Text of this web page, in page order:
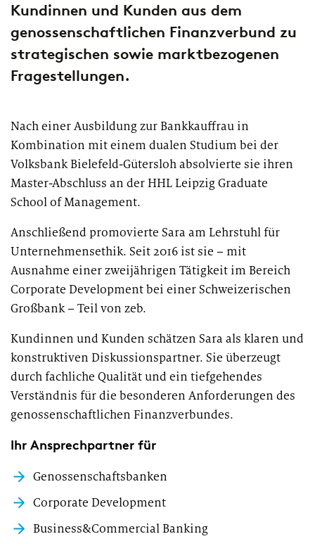
Kundinnen und Kunden aus dem
genossenschaftlichen Finanzverbund zu
strategischen sowie marktbezogenen
Fragestellungen.
Nach einer Ausbildung zur Bankkauffrau in
Kombination mit einem dualen Studium bei der
Volksbank Bielefeld-Gütersloh absolvierte sie ihren
Master-Abschluss an der HHL Leipzig Graduate
School of Management.
Anschließend promovierte Sara am Lehrstuhl für
Unternehmensethik. Seit 2016 ist sie – mit
Ausnahme einer zweijährigen Tätigkeit im Bereich
Corporate Development bei einer Schweizerischen
Großbank – Teil von zeb.
Kundinnen und Kunden schätzen Sara als klaren und
konstruktiven Diskussionspartner. Sie überzeugt
durch fachliche Qualität und ein tiefgehendes
Verständnis für die besonderen Anforderungen des
genossenschaftlichen Finanzverbundes.
Ihr Ansprechpartner für
Genossenschaftsbanken
Corporate Development
Business&Commercial Banking